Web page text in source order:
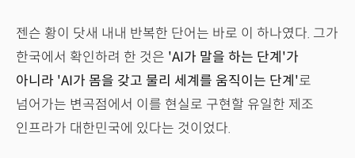
젠슨 황이 닷새 내내 반복한 단어는 바로 이 하나였다. 그가
한국에서 확인하려 한 것은 'AI가 말을 하는 단계'가
아니라 'AI가 몸을 갖고 물리 세계를 움직이는 단계'로
넘어가는 변곡점에서 이를 현실로 구현할 유일한 제조
인프라가 대한민국에 있다는 것이었다.